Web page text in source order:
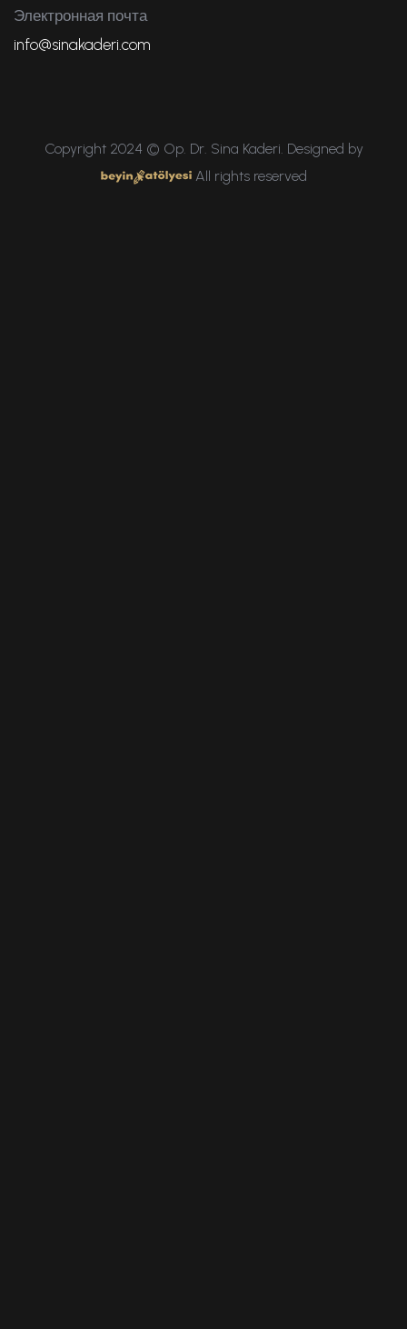
Электронная почта
info@sinakaderi.com
Copyright 2024 © Op. Dr. Sina Kaderi. Designed by
All rights reserved